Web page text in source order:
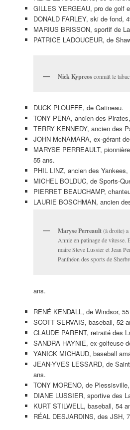
GILLES YERGEAU, pro de golf
DONALD FARLEY, ski de fond,
MARIUS BRISSON, sportif de
PATRICE LADOUCEUR, de
Nick Kypreosconnaît le tabac.
DUCK PLOUFFE, de Gatineau.
TONY PENA, ancien des
TERRY KENNEDY, ancien des
JOHN McNAMARA, ex-gérant
MARYSE PERREAULT,
55 ans.
PHIL LINZ, ancien des Yankees,
MICHEL BOLDUC, de Sports-
PIERRET BEAUCHAMP,
LAURIE BOSCHMAN, ancien
Maryse Perreault(à droite) a
Annie en patinage de vitesse.
maire Steve Lussier et Jean
Panthéon des sports de
ans.
RENÉ KENDALL, de Windsor,
SCOTT SERVAIS, baseball, 52
CLAUDE PARENT, retraité des
SANDRA HAYNIE, ex-golfeuse
YANICK MICHAUD, baseball
JEAN-YVES LESSARD, de
ans.
TONY MORENO, de
DIANE LUSSIER, sportive des
KURT STILWELL, baseball, 54
RÉAL DESJARDINS, des JSH,